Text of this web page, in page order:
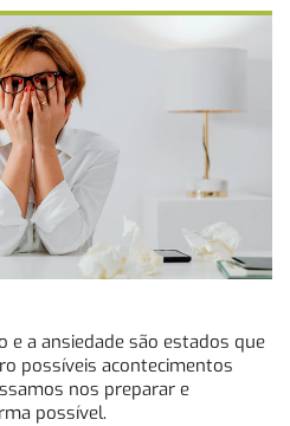
e a ansiedade são estados que
possíveis acontecimentos
nos preparar e
possível.